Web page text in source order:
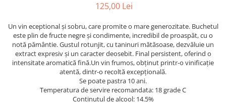
Sauvignon blanc
Garnacha
Tempranillo
Shiraz
125,00 Lei
Un vin eceptionalși sobru, care promite o maregenerozitate. Buchetul
este plin de fructe negre șicondimente, incredibil de proaspăt, cu o
notă pământie. Gustul rotunjit, cu taninuri mătăsoase, dezvăluie un
extract expresiv și un caracter deosebit. Final persistent, oferind o
intensitate aromatică fină.Un vin frumos, obținut printr-o vinificație
atentă, dintr-o recoltăexcepțională.
Se poate pastra 10 ani.
Temperatura de servire recomandata: 18 grade C
Continutul de alcool: 14.5%